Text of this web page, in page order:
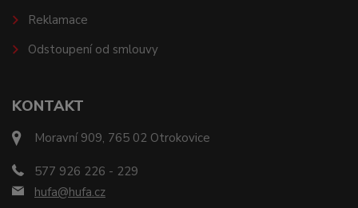
KONTAKT
Moravní 909, 765 02 Otrokovice
577 926 226 - 229
hufa@hufa.cz
Reklamace
Odstoupení od smlouvy